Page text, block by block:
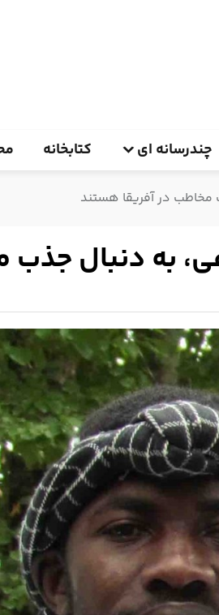
چندرسانه ای کتابخانه
مخاطب در آفریقا هستند
به دنبال